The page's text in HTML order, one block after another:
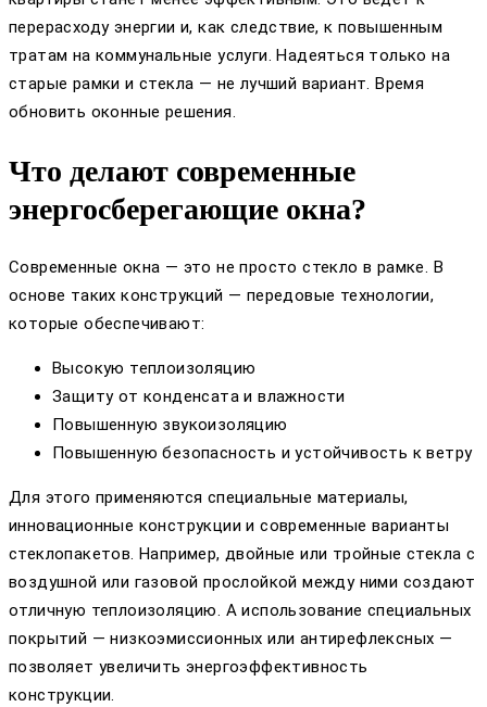
перерасходу энергии и, как следствие, к повышенным
тратам на коммунальные услуги. Надеяться только на
старые рамки и стекла — не лучший вариант. Время
обновить оконные решения.
Что делают современные
энергосберегающие окна?
Современные окна — это не просто стекло в рамке. В
основе таких конструкций — передовые технологии,
которые обеспечивают:
Высокую теплоизоляцию
Защиту от конденсата и влажности
Повышенную звукоизоляцию
Повышенную безопасность и устойчивость к ветру
Для этого применяются специальные материалы,
инновационные конструкции и современные варианты
стеклопакетов. Например, двойные или тройные стекла с
воздушной или газовой прослойкой между ними создают
отличную теплоизоляцию. А использование специальных
покрытий — низкоэмиссионных или антирефлексных —
позволяет увеличить энергоэффективность
конструкции.